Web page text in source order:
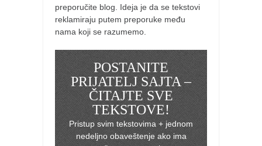
preporučite blog. Ideja je da se tekstovi
reklamiraju putem preporuke među
nama koji se razumemo.
POSTANITE
PRIJATELJ SAJTA –
ČITAJTE SVE
TEKSTOVE!
Pristup svim tekstovima + jednom
nedeljno obaveštenje ako ima